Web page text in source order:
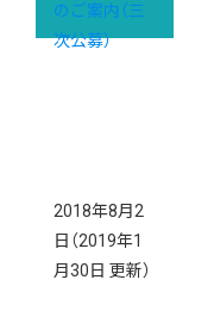
のご案内（三
次公募）
2018年8月2
日 （2019年1
月30日 更新）